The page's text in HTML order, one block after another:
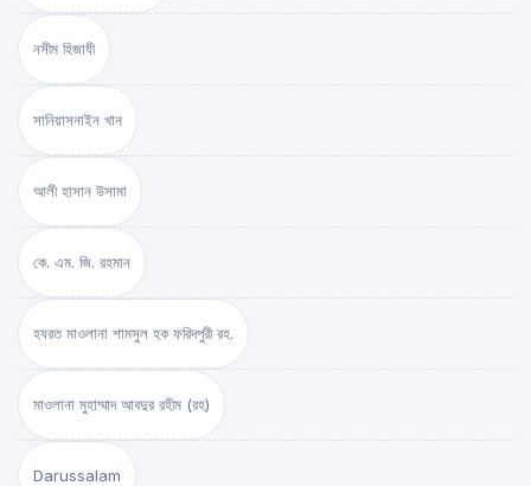
নসীম হিজাযী
সানিয়াসনাইন খান
আলী হাসান উসামা
কে. এম. জি. রহমান
হযরত মাওলানা শামসুল হক ফরিদপুরী রহ.
মাওলানা মুহাম্মাদ আবদুর রহীম (রহ)
Darussalam